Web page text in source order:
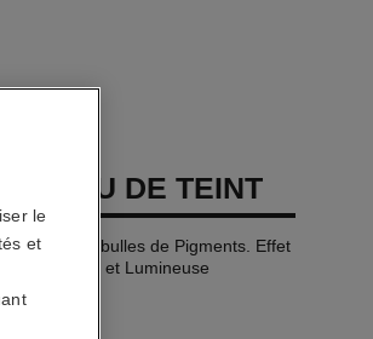
EAU DE TEINT
aux Microbulles de Pigments. Effet
Naturelle et Lumineuse
le
et